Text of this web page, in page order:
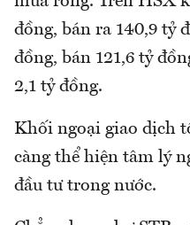
đồng, bán ra 140,9 tỷ
đồng, bán 121,6 tỷ
2,1 tỷ đồng.
Khối ngoại giao dịch
càng thể hiện tâm lý
đầu tư trong nước.